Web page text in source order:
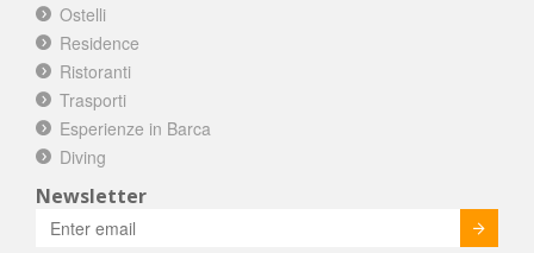
Ostelli
Residence
Ristoranti
Trasporti
Esperienze in Barca
Diving
Newsletter